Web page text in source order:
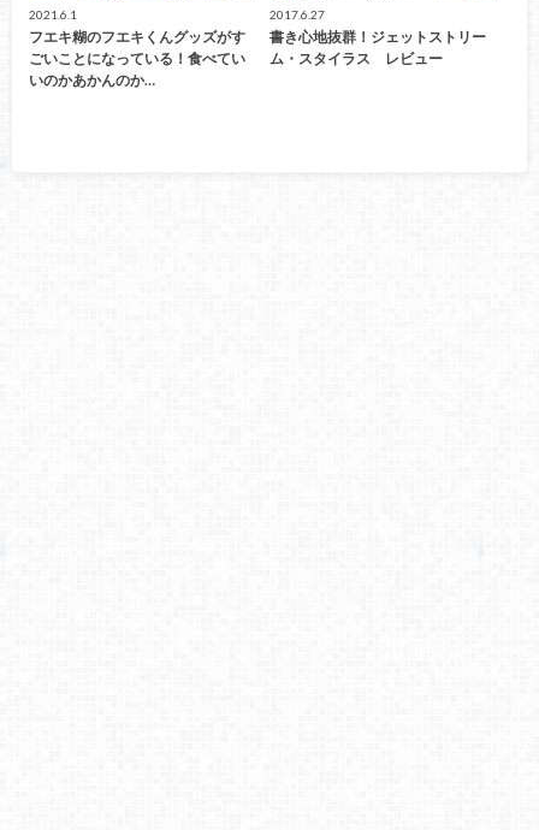
2021.6.1
フエキ糊のフエキくんグッズがす
ごいことになっている！食べてい
いのかあかんのか…
2017.6.27
書き心地抜群！ジェットストリー
ム・スタイラス レビュー